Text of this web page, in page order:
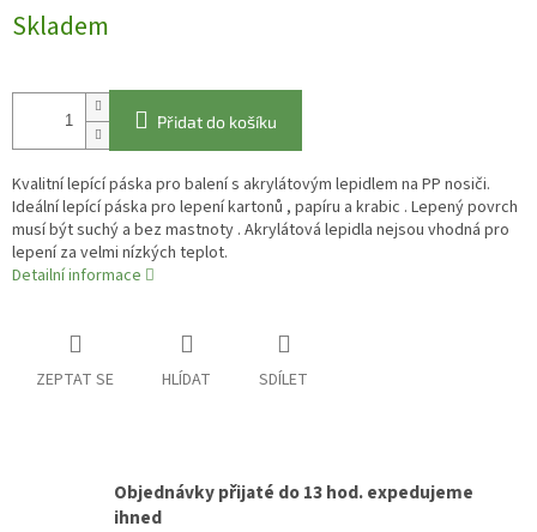
cena:
Skladem
Přidat do košíku
Kvalitní lepící páska pro balení s akrylátovým lepidlem na PP nosiči.
Ideální lepící páska pro lepení kartonů , papíru a krabic . Lepený povrch
musí být suchý a bez mastnoty . Akrylátová lepidla nejsou vhodná pro
lepení za velmi nízkých teplot.
Detailní informace
ZEPTAT SE HLÍDAT SDÍLET
Objednávky přijaté do 13 hod. expedujeme
ihned